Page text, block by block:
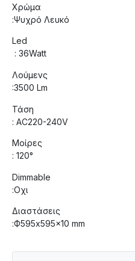
Χρώμα
:Ψυχρό Λευκό
Led
: 36Watt
Λούμενς
:3500 Lm
Τάση
: AC220-240V
Μοίρες
: 120°
Dimmable
:Οχι
Διαστάσεις
:Ф595x595x10 mm